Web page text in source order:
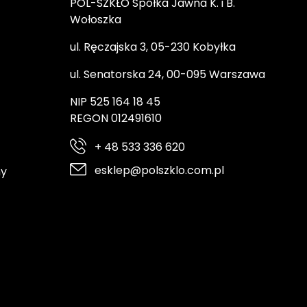
POL-SZKŁO Spółka Jawna K. i B.
Wołoszka
ul. Ręczajska 3, 05-230 Kobyłka
ul. Senatorska 24, 00-095 Warszawa
NIP 525 164 18 45
REGON 012491610
+ 48 533 336 620
esklep@polszklo.com.pl